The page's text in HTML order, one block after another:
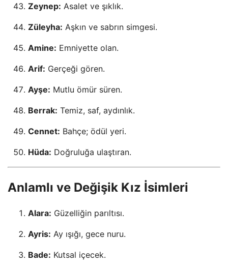
Zeynep: Asalet ve şıklık.
Züleyha: Aşkın ve sabrın simgesi.
Amine: Emniyette olan.
Arif: Gerçeği gören.
Ayşe: Mutlu ömür süren.
Berrak: Temiz, saf, aydınlık.
Cennet: Bahçe; ödül yeri.
Hüda: Doğruluğa ulaştıran.
Anlamlı ve Değişik Kız İsimleri
Alara: Güzelliğin parıltısı.
Ayris: Ay ışığı, gece nuru.
Bade: Kutsal içecek.